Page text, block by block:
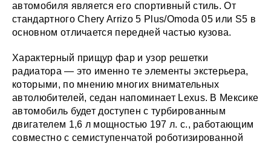
автомобиля является его спортивный стиль. От
стандартного Chery Arrizo 5 Plus/Omoda 05 или S5 в
основном отличается передней частью кузова.
Характерный прищур фар и узор решетки
радиатора — это именно те элементы экстерьера,
которыми, по мнению многих внимательных
автолюбителей, седан напоминает Lexus. В Мексике
автомобиль будет доступен с турбированным
двигателем 1,6 л мощностью 197 л. с., работающим
совместно с семиступенчатой роботизированной